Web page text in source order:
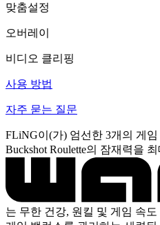
맞춤설정
오버레이
비디오 클리핑
사용 방법
자주 묻는 질문
FLiNG이(가) 엄선한 3개의 게
Buckshot Roulette의 잠재력을
는 무한 건강, 원킬 및 게임 속